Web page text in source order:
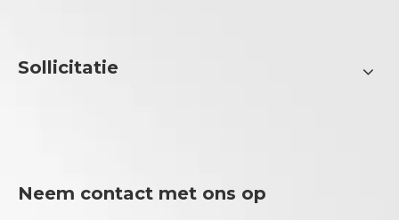
Sollicitatie
Neem contact met ons op